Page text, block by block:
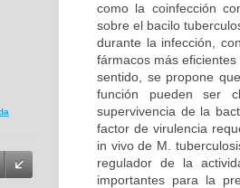
como la coinfección
sobre el bacilo
durante la infección,
fármacos más
sentido, se propone
función pueden ser
supervivencia de la
factor de virulencia
in vivo de M.
regulador de la
importantes para la